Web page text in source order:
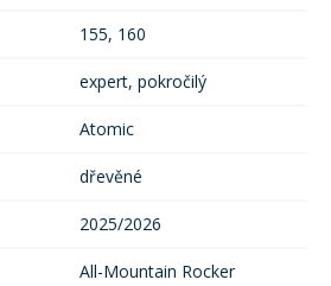
155, 160
expert, pokročilý
Atomic
dřevěné
2025/2026
All-Mountain Rocker